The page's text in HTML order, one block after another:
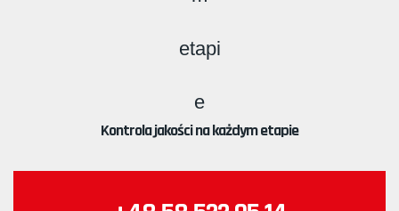
Kontrola jakości na każdym etapie